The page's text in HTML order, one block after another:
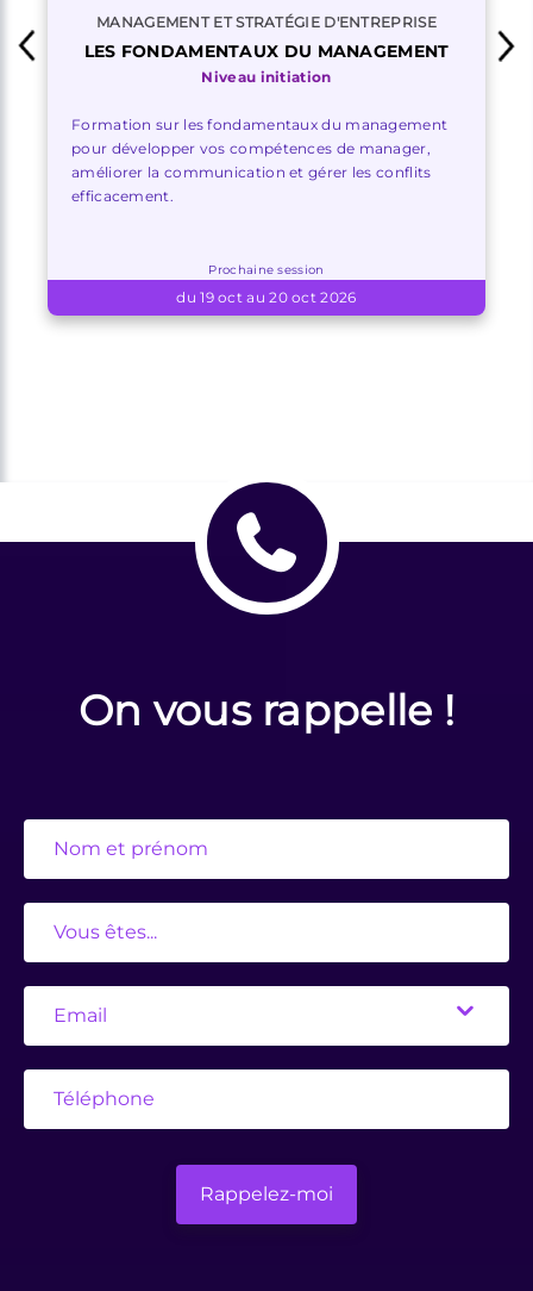
MANAGEMENT ET STRATÉGIE D'ENTREPRISE
LES FONDAMENTAUX DU MANAGEMENT
Niveau initiation
Formation sur les fondamentaux du management
pour développer vos compétences de manager,
améliorer la communication et gérer les conflits
efficacement.
Prochaine session
du 19 oct au 20 oct 2026
On vous rappelle !